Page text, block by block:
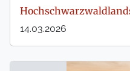
14.03.2026